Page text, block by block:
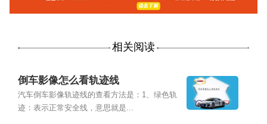
相关阅读
倒车影像怎么看轨迹线
汽车倒车影像轨迹线的查看方法是：1、绿色轨
迹：表示正常安全线，意思就是...